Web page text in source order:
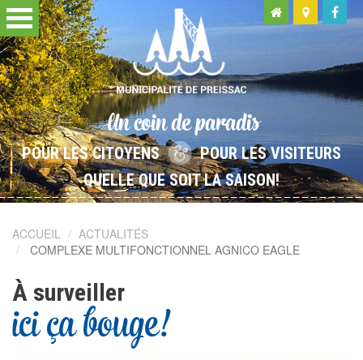
Un coin de paradis
POUR LES CITOYENS
POUR LES VISITEURS
QUELLE QUE SOIT LA SAISON!
ACCUEIL
ACTUALITÉS
COMPLEXE MULTIFONCTIONNEL AGNICO EAGLE
À surveiller
ici ça bouge!